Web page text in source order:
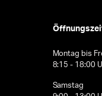
Montag bis
8:15 - 18:00
Samstag